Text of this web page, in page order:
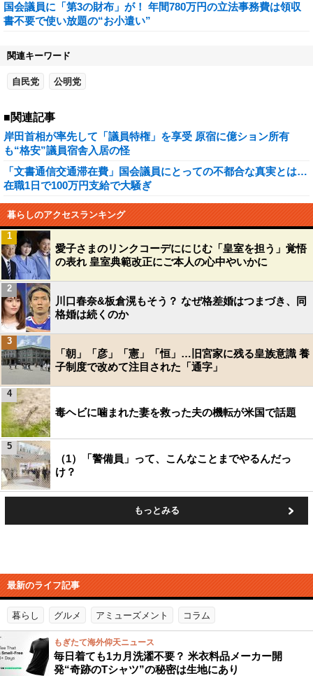
国会議員に「第3の財布」が！ 年間780万円の立法事務費は領収
書不要で使い放題の“お小遣い”
関連キーワード
自民党 公明党
■関連記事
岸田首相が率先して「議員特権」を享受 原宿に億ション所有
も“格安”議員宿舎入居の怪
「文書通信交通滞在費」国会議員にとっての不都合な真実とは…
在職1日で100万円支給で大騒ぎ
暮らしのアクセスランキング
愛子さまのリンクコーデににじむ「皇室を担う」覚悟
の表れ 皇室典範改正にご本人の心中やいかに
1
川口春奈&板倉滉もそう？ なぜ格差婚はつまづき、同
格婚は続くのか
2
「朝」「彦」「憲」「恒」…旧宮家に残る皇族意識 養
子制度で改めて注目された「通字」
3
毒ヘビに噛まれた妻を救った夫の機転が米国で話題
4
（1）「警備員」って、こんなことまでやるんだっ
け？
5
もっとみる
最新のライフ記事
暮らし グルメ アミューズメント コラム
もぎたて海外仰天ニュース
毎日着ても1カ月洗濯不要？ 米衣料品メーカー開
発“奇跡のTシャツ”の秘密は生地にあり